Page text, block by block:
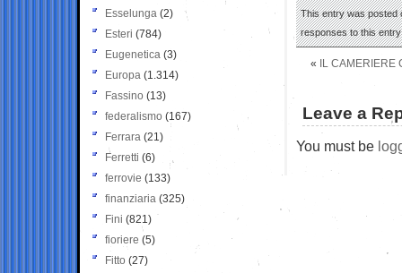
This entry was posted
responses to this
« IL CAMERIERE
Leave a
You must be
Esselunga (2)
Esteri (784)
Eugenetica (3)
Europa (1.314)
Fassino (13)
federalismo (167)
Ferrara (21)
Ferretti (6)
ferrovie (133)
finanziaria (325)
Fini (821)
fioriere (5)
Fitto (27)